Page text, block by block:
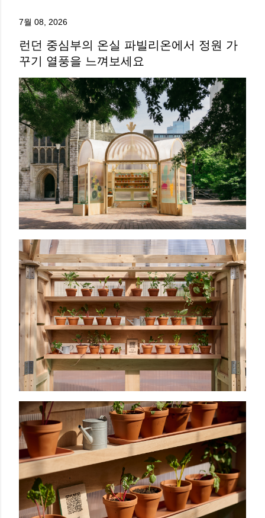
7월 08, 2026
런던 중심부의 온실 파빌리온에서 정원 가
꾸기 열풍을 느껴보세요